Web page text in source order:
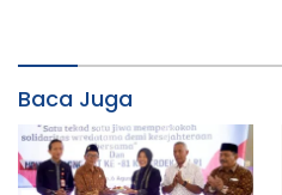
Baca Juga